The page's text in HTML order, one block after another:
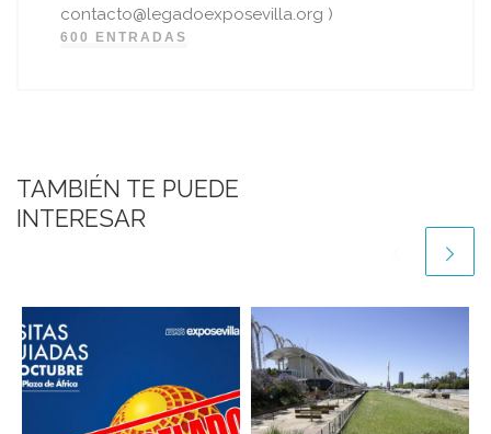
contacto@legadoexposevilla.org )
600 ENTRADAS
TAMBIÉN TE PUEDE
INTERESAR